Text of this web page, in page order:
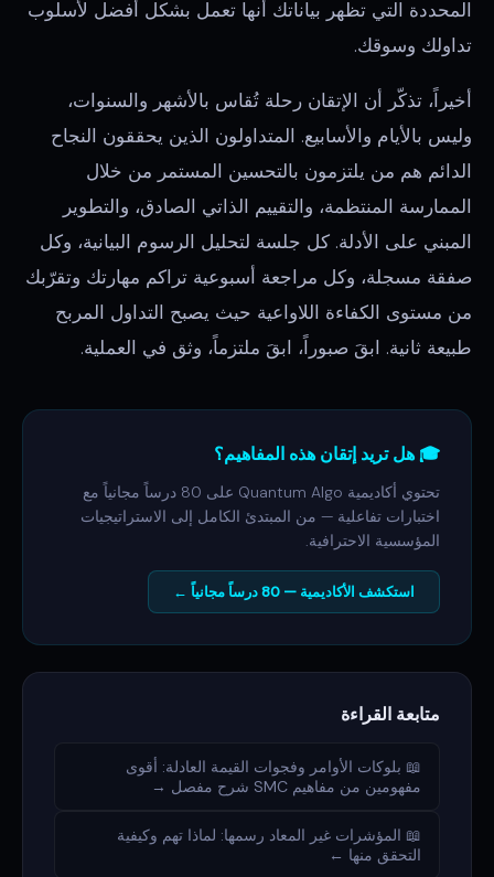
المحددة التي تظهر بياناتك أنها تعمل بشكل أفضل لأسلوب
تداولك وسوقك.
أخيراً، تذكّر أن الإتقان رحلة تُقاس بالأشهر والسنوات،
وليس بالأيام والأسابيع. المتداولون الذين يحققون النجاح
الدائم هم من يلتزمون بالتحسين المستمر من خلال
الممارسة المنتظمة، والتقييم الذاتي الصادق، والتطوير
المبني على الأدلة. كل جلسة لتحليل الرسوم البيانية، وكل
صفقة مسجلة، وكل مراجعة أسبوعية تراكم مهارتك وتقرّبك
من مستوى الكفاءة اللاواعية حيث يصبح التداول المربح
طبيعة ثانية. ابقَ صبوراً، ابقَ ملتزماً، وثق في العملية.
🎓 هل تريد إتقان هذه المفاهيم؟
تحتوي أكاديمية Quantum Algo على 80 درساً مجانياً مع
اختبارات تفاعلية — من المبتدئ الكامل إلى الاستراتيجيات
المؤسسية الاحترافية.
استكشف الأكاديمية — 80 درساً مجانياً ←
متابعة القراءة
📖 بلوكات الأوامر وفجوات القيمة العادلة: أقوى
مفهومين من مفاهيم SMC شرح مفصل →
📖 المؤشرات غير المعاد رسمها: لماذا تهم وكيفية
التحقق منها ←